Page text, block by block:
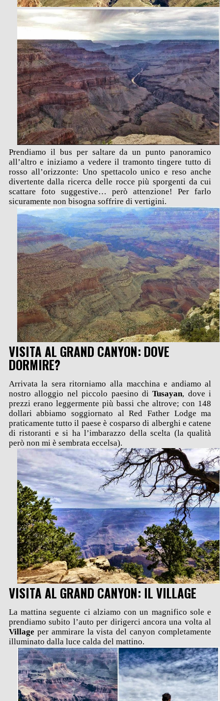
Prendiamo il bus per saltare da un punto panoramico
all’altro e iniziamo a vedere il tramonto tingere tutto di
rosso all’orizzonte: Uno spettacolo unico e reso anche
divertente dalla ricerca delle rocce più sporgenti da cui
scattare foto suggestive… però attenzione! Per farlo
sicuramente non bisogna soffrire di vertigini.
VISITA AL GRAND CANYON: DOVE
DORMIRE?
Arrivata la sera ritorniamo alla macchina e andiamo al
nostro alloggio nel piccolo paesino diTusayan, dove i
prezzi erano leggermente più bassi che altrove; con 148
dollari abbiamo soggiornato al Red Father Lodge ma
praticamente tutto il paese è cosparso di alberghi e catene
di ristoranti e si ha l’imbarazzo della scelta (la qualità
però non mi è sembrata eccelsa).
VISITA AL GRAND CANYON: IL VILLAGE
La mattina seguente ci alziamo con un magnifico sole e
prendiamo subito l’auto per dirigerci ancora una volta al
Village per ammirare la vista del canyon completamente
illuminato dalla luce calda del mattino.